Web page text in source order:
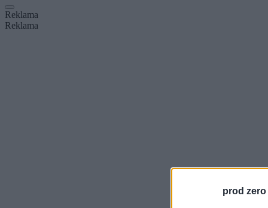
prod zero
Reklama
Reklama